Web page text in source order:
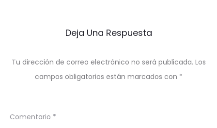
Deja Una Respuesta
Tu dirección de correo electrónico no será publicada. Los
campos obligatorios están marcados con *
Comentario *